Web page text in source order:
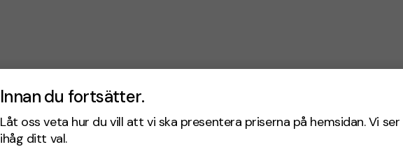
Innan du fortsätter.
Låt oss veta hur du vill att vi ska presentera priserna på hemsidan. Vi
ihåg ditt val.